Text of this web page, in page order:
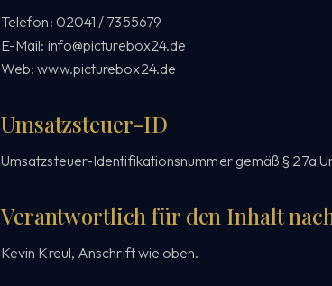
Telefon: 02041 / 7355679
E-Mail: info@picturebox24.de
Web: www.picturebox24.de
Umsatzsteuer-ID
Umsatzsteuer-Identifikationsnummer gemäß § 27a
Verantwortlich für den Inhalt nach
Kevin Kreul, Anschrift wie oben.